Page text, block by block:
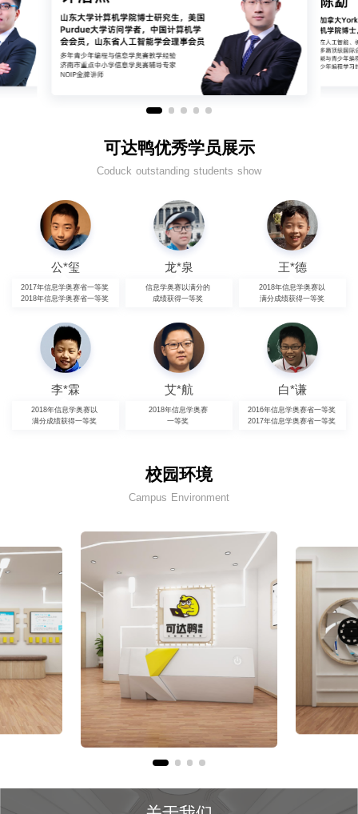
可达鸭优秀学员展示
Coduck outstanding students show
公*玺
2017年信息学奥赛省一等奖
2018年信息学奥赛省一等奖
龙*泉
信息学奥赛以满分的
成绩获得一等奖
王*德
2018年信息学奥赛以
满分成绩获得一等奖
李*霖
2018年信息学奥赛以
满分成绩获得一等奖
艾*航
2018年信息学奥赛
一等奖
白*谦
2016年信息学奥赛省一等奖
2017年信息学奥赛省一等奖
校园环境
Campus Environment